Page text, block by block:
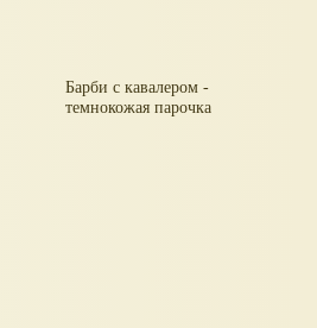
Барби с кавалером -
темнокожая парочка